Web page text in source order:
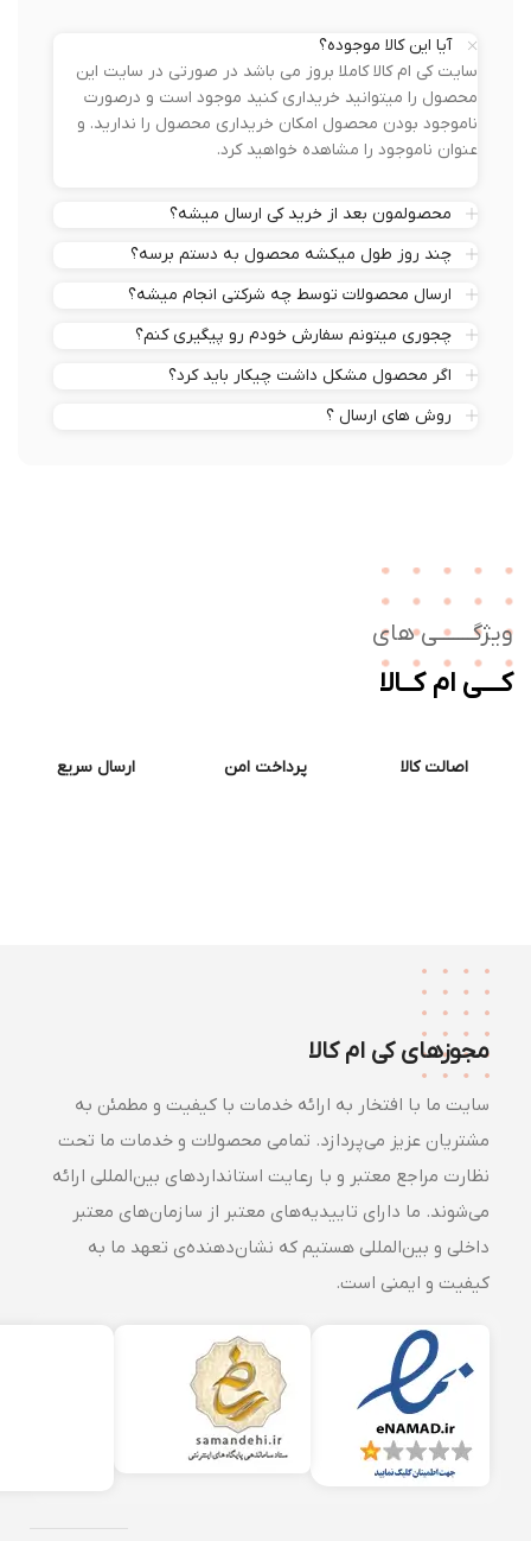
آیا این کالا موجوده؟
سایت کی ام کالا کاملا بروز می باشد در صورتی در سایت این
محصول را میتوانید خریداری کنید موجود است و درصورت
ناموجود بودن محصول امکان خریداری محصول را ندارید. و
عنوان ناموجود را مشاهده خواهید کرد.
محصولمون بعد از خرید کی ارسال میشه؟
چند روز طول میکشه محصول به دستم برسه؟
ارسال محصولات توسط چه شرکتی انجام میشه؟
چجوری میتونم سفارش خودم رو پیگیری کنم؟
اگر محصول مشکل داشت چیکار باید کرد؟
روش های ارسال ؟
های
ام کــالا
اصالت کالا پرداخت امن ارسال سریع
مجوزهای کی ام کالا
سایت ما با افتخار به ارائه خدمات با کیفیت و مطمئن به
مشتریان عزیز می‌پردازد. تمامی محصولات و خدمات ما تحت
نظارت مراجع معتبر و با رعایت استانداردهای بین‌المللی ارائه
می‌شوند. ما دارای تاییدیه‌های معتبر از سازمان‌های معتبر
داخلی و بین‌المللی هستیم که نشان‌دهنده‌ی تعهد ما به
کیفیت و ایمنی است.